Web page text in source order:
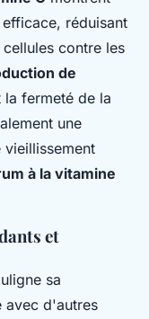
réduisant
contre les
de
fermeté de la
une
à la vitamine
et
sa
avec d'autres